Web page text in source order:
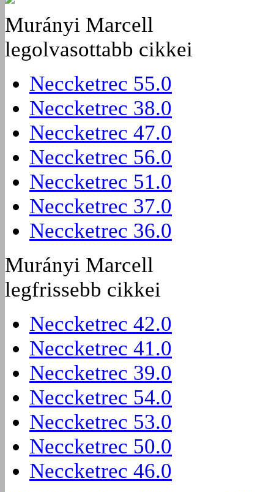
Murányi Marcell
legolvasottabb cikkei
Neccketrec 55.0
Neccketrec 38.0
Neccketrec 47.0
Neccketrec 56.0
Neccketrec 51.0
Neccketrec 37.0
Neccketrec 36.0
Murányi Marcell
legfrissebb cikkei
Neccketrec 42.0
Neccketrec 41.0
Neccketrec 39.0
Neccketrec 54.0
Neccketrec 53.0
Neccketrec 50.0
Neccketrec 46.0